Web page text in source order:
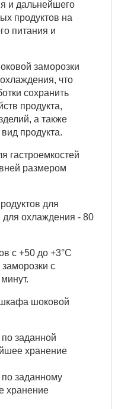
и дальнейшего
продуктов на
питания и
заморозки
что
сохранить
продукта,
а также
продукта.
гастроемкостей
размером
для
для охлаждения - 80
с +50 до +3°С
с
шоковой
заданной
хранение
по заданному
хранение